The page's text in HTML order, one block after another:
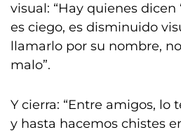
visual: “Hay quienes dicen
es ciego, es disminuido
llamarlo por su nombre,
malo”.
Y cierra: “Entre amigos, lo
y hasta hacemos chistes